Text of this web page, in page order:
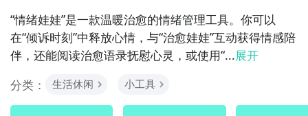
“情绪娃娃”是一款温暖治愈的情绪管理工具。你可以
在“倾诉时刻”中释放心情，与“治愈娃娃”互动获得情感陪
伴，还能阅读治愈语录抚慰心灵，或使用“...展开
分类：
生活休闲 小工具